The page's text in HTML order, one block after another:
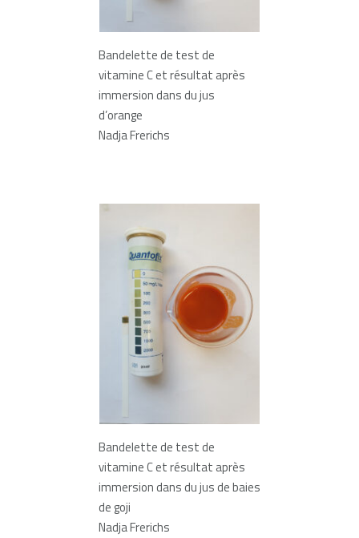
Bandelette de test de
vitamine C et résultat après
immersion dans du jus
d’orange
Nadja Frerichs
Bandelette de test de
vitamine C et résultat après
immersion dans du jus de baies
de goji
Nadja Frerichs